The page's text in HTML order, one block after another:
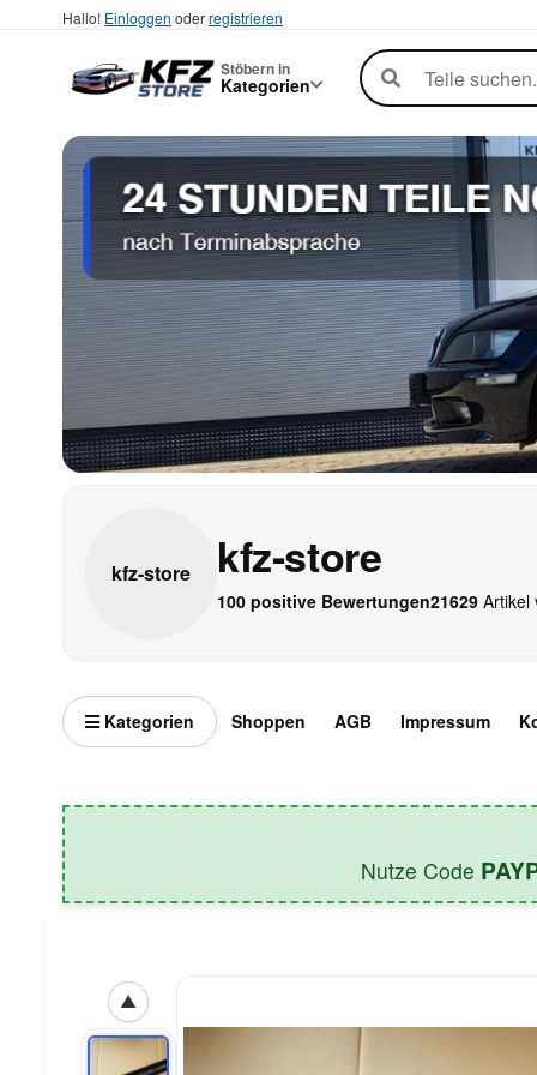
Hallo! Einloggen oderregistrieren
Stöbern in
Kategorien
kfz-store kfz-store
100 positive Bewertungen21629 Artikel
Kategorien Shoppen AGB Impressum
Nutze Code
▲